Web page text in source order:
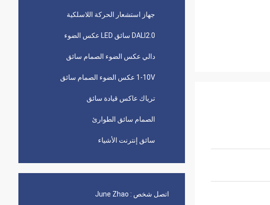
جهاز استشعار الحركة اللاسلكية
DALI2.0 سائق LED عكس الضوء
دالي عكس الضوء الصمام سائق
1-10V عكس الضوء الصمام سائق
ترياك عاكس قيادة سائق
الصمام سائق الطوارئ
سائق إنترنت الأشياء
اتصل شخص : June Zhao